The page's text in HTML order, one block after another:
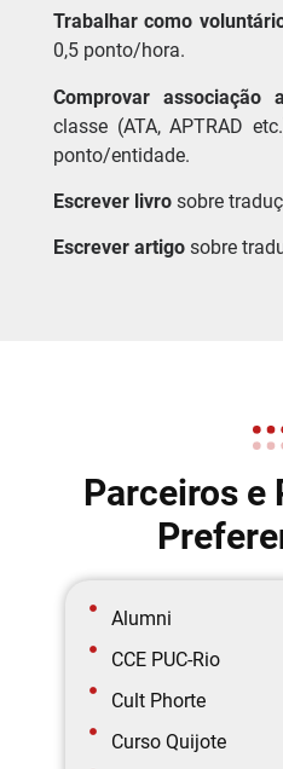
Trabalhar como
0,5 ponto/hora.
Comprovar associação
classe (ATA, APTRAD
ponto/entidade.
Escrever livro sobre
Escrever artigo sobre
Parceiros e
Alumni
CCE PUC-Rio
Cult Phorte
Curso Quijote